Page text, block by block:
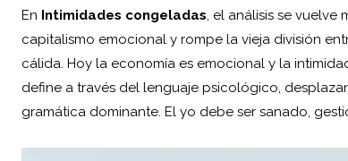
En Intimidades congeladas, el análisis se
capitalismo emocional y rompe la vieja división
cálida. Hoy la economía es emocional y la
define a través del lenguaje psicológico,
gramática dominante. El yo debe ser sanado,